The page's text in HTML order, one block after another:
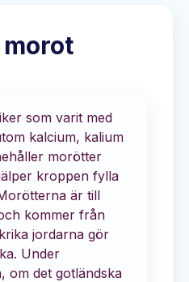
som varit med
kalcium, kalium
morötter
kroppen fylla
är till
kommer från
jordarna gör
Under
om det gotländska